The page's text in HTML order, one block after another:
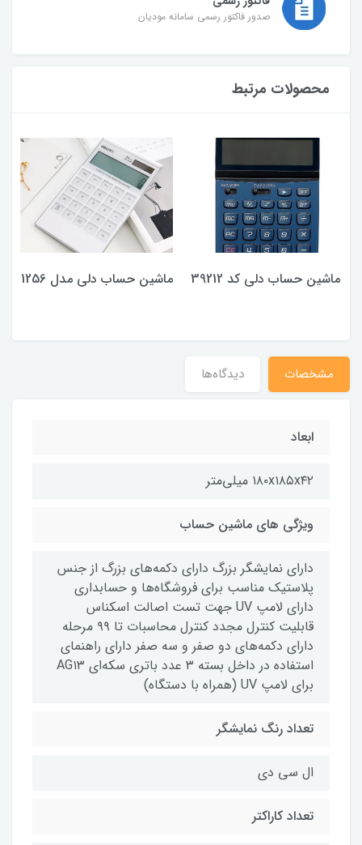
صدور فاکتور رسمی سامانه مودیان
محصولات مرتبط
ماشین حساب دلی کد 39212 ماشین حساب دلی مدل 1256
مشخصات دیدگاه‌ها
ابعاد
۱۸۰x۱۸۵x۴۲ میلی‌متر
ویژگی های ماشین حساب
دارای نمایشگر بزرگ دارای دکمه‌های بزرگ از جنس
پلاستیک مناسب برای فروشگاه‌ها و حسابداری
دارای لامپ UV جهت تست اصالت اسکناس
قابلیت کنترل مجدد کنترل محاسبات تا ۹۹ مرحله
دارای دکمه‌های دو صفر و سه صفر دارای راهنمای
استفاده در داخل بسته ۳ عدد باتری سکه‌ای AG۱۳
برای لامپ UV (همراه با دستگاه)
تعداد رنگ نمایشگر
ال سی دی
تعداد کاراکتر